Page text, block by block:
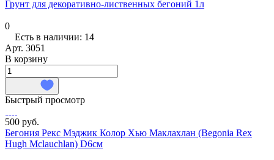
Грунт для декоративно-лиственных бегоний 1л
0
Есть в наличии: 14
Арт. 3051
В корзину
Быстрый просмотр
500 руб.
Бегония Рекс Мэджик Колор Хью Маклахлан (Begonia Rex
Hugh Mclauchlan) D6см